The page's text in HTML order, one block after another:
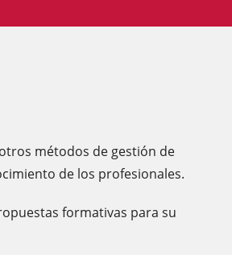
métodos de gestión de
de los profesionales.
formativas para su